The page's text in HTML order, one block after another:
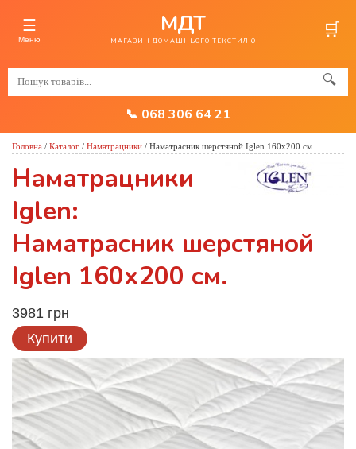
☰
Меню
МДТ
МАГАЗИН ДОМАШНЬОГО ТЕКСТИЛЮ 🛒
🔍
📞 068 306 64 21
Головна / Каталог / Наматрацники / Наматрасник шерстяной Iglen 160х200 см.
Наматрацники
Iglen:
Наматрасник шерстяной
Iglen 160х200 см.
3981 грн
Купити